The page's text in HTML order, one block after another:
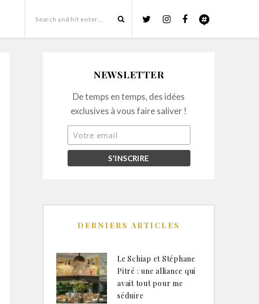
NEWSLETTER
De temps en temps, des idées
exclusives à vous faire saliver !
DERNIERS ARTICLES
Le Schiap et Stéphane
Pitré : une alliance qui
avait tout pour me
séduire